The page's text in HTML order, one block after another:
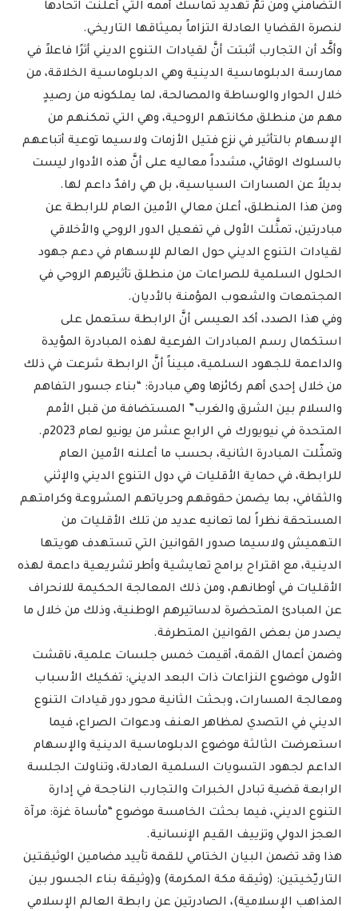
التضامني ومن ثَمَّ تهديد تماسك أممه التي أعلنت اتحادها
لنصرة القضايا العادلة التزاماً بميثاقها التاريخي.
وأكَّد أن التجارب أثبتت أنَّ لقيادات التنوع الديني أثرًا فاعلاً في
ممارسة الدبلوماسية الدينية وهي الدبلوماسية الخلاقة، من
خلال الحوار والوساطة والمصالحة، لما يملكونه من رصيدٍ
مهم من منطلق مكانتهم الروحية، وهي التي تمكنهم من
الإسهام بالتأثير في نزع فتيل الأزمات ولاسيما توعية أتباعهم
بالسلوك الوقائي، مشدداً معاليه على أنَّ هذه الأدوار ليست
بديلاً عن المسارات السياسية، بل هي رافدٌ داعم لها.
ومن هذا المنطلق، أعلن معالي الأمين العام للرابطة عن
مبادرتين، تمثَّلت الأولى في تفعيل الدور الروحي والأخلاقي
لقيادات التنوع الديني حول العالم للإسهام في دعم جهود
الحلول السلمية للصراعات من منطلق تأثيرهم الروحي في
المجتمعات والشعوب المؤمنة بالأديان.
وفي هذا الصدد، أكد العيسى أنَّ الرابطة ستعمل على
استكمال رسم المبادرات الفرعية لهذه المبادرة المؤيدة
والداعمة للجهود السلمية، مبيناً أنَّ الرابطة شرعت في ذلك
من خلال إحدى أهم ركائزها وهي مبادرة: “بناء جسور التفاهم
والسلام بين الشرق والغرب” المستضافة من قبل الأمم
المتحدة في نيويورك في الرابع عشر من يونيو لعام 2023م.
وتمثّلت المبادرة الثانية، بحسب ما أعلنه الأمين العام
للرابطة، في حماية الأقليات في دول التنوع الديني والإثني
والثقافي، بما يضمن حقوقهم وحرياتهم المشروعة وكرامتهم
المستحقة نظراً لما تعانيه عديد من تلك الأقليات من
التهميش ولاسيما صدور القوانين التي تستهدف هويتها
الدينية، مع اقتراح برامج تعايشية وأطر تشريعية داعمة لهذه
الأقليات في أوطانهم، ومن ذلك المعالجة الحكيمة للانحراف
عن المبادئ المتحضرة لدساتيرهم الوطنية، وذلك من خلال ما
يصدر من بعض القوانين المتطرفة.
وضمن أعمال القمة، أقيمت خمس جلسات علمية، ناقشت
الأولى موضوع النزاعات ذات البعد الديني: تفكيك الأسباب
ومعالجة المسارات، وبحثت الثانية محور دور قيادات التنوع
الديني في التصدي لمظاهر العنف ودعوات الصراع، فيما
استعرضت الثالثة موضوع الدبلوماسية الدينية والإسهام
الداعم لجهود التسويات السلمية العادلة، وتناولت الجلسة
الرابعة قضية تبادل الخبرات والتجارب الناجحة في إدارة
التنوع الديني، فيما بحثت الخامسة موضوع “مأساة غزة: مرآة
العجز الدولي وتزييف القيم الإنسانية.
هذا وقد تضمن البيان الختامي للقمة تأييد مضامين الوثيقتين
التاريّخيتين: (وثيقة مكة المكرمة) و(وثيقة بناء الجسور بين
المذاهب الإسلامية)، الصادرتين عن رابطة العالم الإسلامي